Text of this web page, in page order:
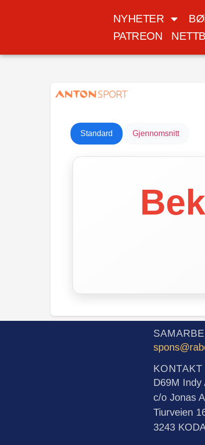
NYHETER
PATREON
Standard Gjennomsnitt
D69M Indy
c/o Jonas
Tiurveien
3243